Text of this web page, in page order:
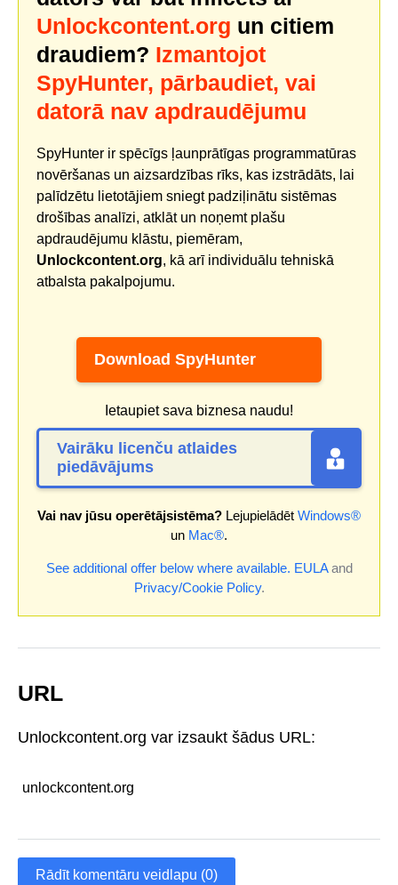
Unlockcontent.org un citiem
draudiem? Izmantojot
SpyHunter, pārbaudiet, vai
datorā nav apdraudējumu
SpyHunter ir spēcīgs ļaunprātīgas programmatūras
novēršanas un aizsardzības rīks, kas izstrādāts, lai
palīdzētu lietotājiem sniegt padziļinātu sistēmas
drošības analīzi, atklāt un noņemt plašu
apdraudējumu klāstu, piemēram,
Unlockcontent.org, kā arī individuālu tehniskā
atbalsta pakalpojumu.
Download SpyHunter
Ietaupiet sava biznesa naudu!
Vairāku licenču atlaides
piedāvājums
Vai nav jūsu operētājsistēma? Lejupielādēt Windows®
un Mac®.
See additional offer below where available. EULAand
Privacy/Cookie Policy.
URL
Unlockcontent.org var izsaukt šādus URL:
unlockcontent.org
Rādīt komentāru veidlapu (0)